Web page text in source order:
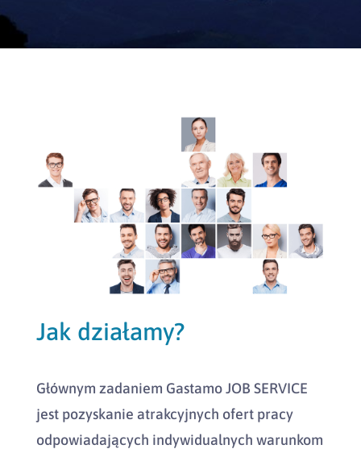
Jak działamy?
Głównym zadaniem Gastamo JOB SERVICE
jest pozyskanie atrakcyjnych ofert pracy
odpowiadających indywidualnych warunkom